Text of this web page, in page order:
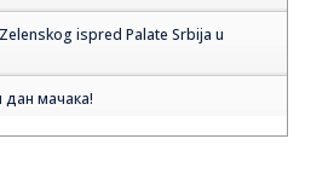
ispred Palate Srbija u
дан мачака!